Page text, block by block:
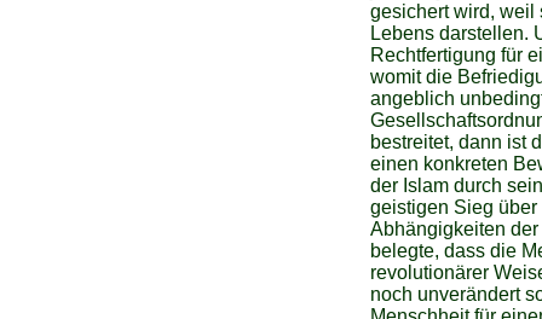
gesichert wird, weil
Lebens darstellen.
Rechtfertigung für
womit die
angeblich
bestreitet, dann ist
einen konkreten
der Islam durch
geistigen Sieg
Abhängigkeiten
belegte, dass die
revolutionärer
noch unverändert